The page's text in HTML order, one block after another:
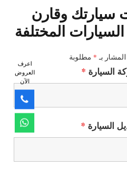
سيارتك وقارن
المختلفة
بـ * مطلوبة
السيارة *
السيارة *
اعرف
العروض
الآن